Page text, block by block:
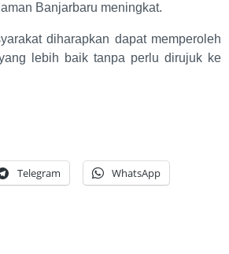
Banjarbaru meningkat.
diharapkan dapat memperoleh
lebih baik tanpa perlu dirujuk ke
Telegram WhatsApp